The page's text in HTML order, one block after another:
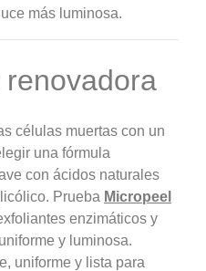
más luminosa.
células muertas con un
una fórmula
con ácidos naturales
Prueba Micropeel
enzimáticos y
y luminosa.
uniforme y lista para